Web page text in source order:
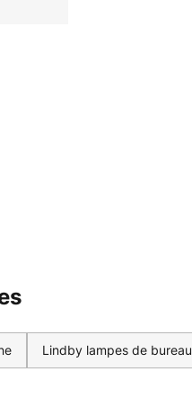
Lindby lampes de bureau